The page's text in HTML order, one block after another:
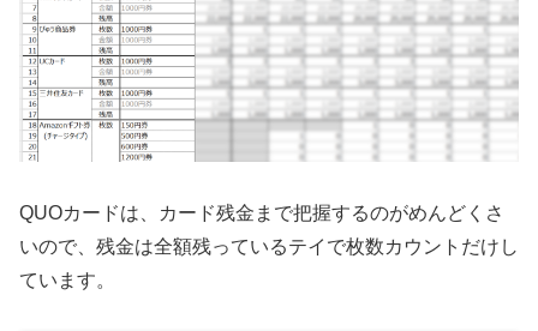
QUOカードは、カード残金まで把握するのがめんどくさ
いので、残金は全額残っているテイで枚数カウントだけし
ています。